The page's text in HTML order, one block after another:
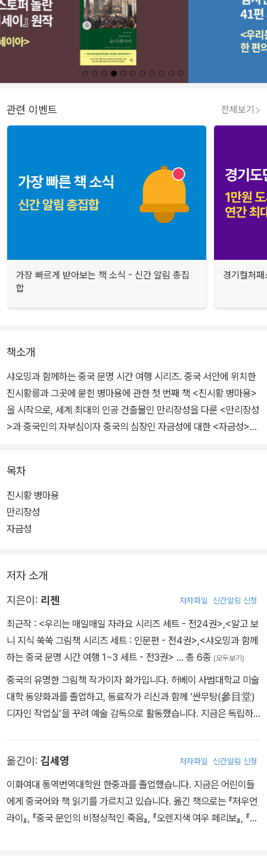
관련 이벤트 전체보기
가장 빠르게 받아보는 책 소식 - 신간 알림 총집
합
경기컬처
책소개
샤오밍과 함께하는 중국 문명 시간 여행 시리즈. 중국 서안에 위치한
진시황릉과 그곳에 묻힌 병마용에 관한 첫 번째 책 <진시황 병마용>
을 시작으로, 세계 최대의 인공 건출물인 만리장성을 다룬 <만리장성
>과 중국인의 자부심이자 중국의 심장인 자금성에 대한 <자금성>까
연스럽게 접할 수 있도록 만들어졌다.
이 시리즈의 도서들은 '최우수 애니메이션 출판물상'을 수상하고 '중
국 어린이 권장도서 100권'에 선정된 바 있는 작가 리젠의 야심작이
고 있다.
목차
진시황 병마용
만리장성
자금성
저자 소개
지은이: 리젠 저자파일 신간알림 신청
최근작 : <우리는 매일매일 자라요 시리즈 세트 - 전24권>,<알고 보
니 지식 쑥쑥 그림책 시리즈 세트 : 인문편 - 전4권>,<샤오밍과 함께
하는 중국 문명 시간 여행 1~3 세트 - 전3권> … 총 6종 (모두보기)
중국의 유명한 그림책 작가이자 화가입니다. 허베이 사범대학교 미술
대학 동양화과를 졸업하고, 동료작가 리신과 함께 ‘싼무탕(參目堂)
디자인 작업실’을 꾸려 예술 감독으로 활동했습니다. 지금은 독립하
우룡>, <설날에는>, <손오공> 등이 있습니다.
옮긴이: 김세영 저자파일 신간알림 신청
이화여대 통역번역대학원 한중과를 졸업했습니다. 지금은 어린이들
에게 중국어와 책 읽기를 가르치고 있습니다. 옮긴 책으로는 『저우언
라이』, 『중국 문인의 비정상적인 죽음』, 『오렌지색 여우 페리보』, 『진